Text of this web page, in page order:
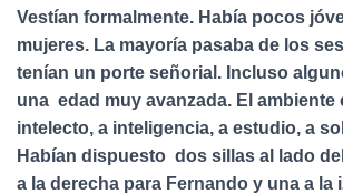
Vestían formalmente. Había pocos
mujeres. La mayoría pasaba de los
tenían un porte señorial. Incluso
una edad muy avanzada. El ambiente
intelecto, a inteligencia, a estudio, a
Habían dispuesto dos sillas al lado
a la derecha para Fernando y una a la